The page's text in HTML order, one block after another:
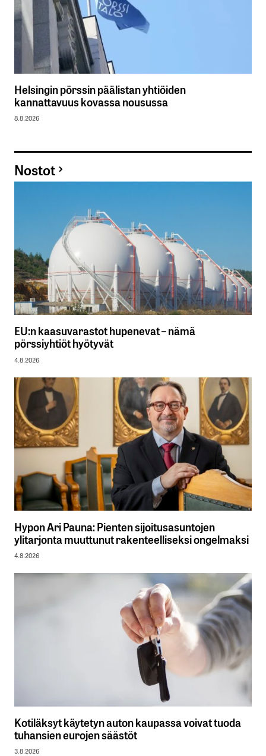
Helsingin pörssin päälistan yhtiöiden
kannattavuus kovassa nousussa
8.8.2026
Nostot
EU:n kaasuvarastot hupenevat – nämä
pörssiyhtiöt hyötyvät
4.8.2026
Hypon Ari Pauna: Pienten sijoitusasuntojen
ylitarjonta muuttunut rakenteelliseksi ongelmaksi
4.8.2026
Kotiläksyt käytetyn auton kaupassa voivat tuoda
tuhansien eurojen säästöt
3.8.2026